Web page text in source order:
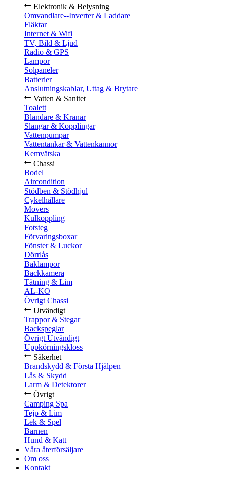
Elektronik & Belysning
Omvandlare--Inverter & Laddare
Fläktar
Internet & Wifi
TV, Bild & Ljud
Radio & GPS
Lampor
Solpaneler
Batterier
Anslutningskablar, Uttag & Brytare
Vatten & Sanitet
Toalett
Blandare & Kranar
Slangar & Kopplingar
Vattenpumpar
Vattentankar & Vattenkannor
Kemvätska
Chassi
Bodel
Aircondition
Stödben & Stödhjul
Cykelhållare
Movers
Kulkoppling
Fotsteg
Förvaringsboxar
Fönster & Luckor
Dörrlås
Baklampor
Backkamera
Tätning & Lim
AL-KO
Övrigt Chassi
Utvändigt
Trappor & Stegar
Backspeglar
Övrigt Utvändigt
Uppkörningskloss
Säkerhet
Brandskydd & Första Hjälpen
Lås & Skydd
Larm & Detektorer
Övrigt
Camping Spa
Tejp & Lim
Lek & Spel
Barnen
Hund & Katt
Våra återförsäljare
Om oss
Kontakt